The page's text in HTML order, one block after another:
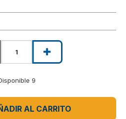
9
AL CARRITO